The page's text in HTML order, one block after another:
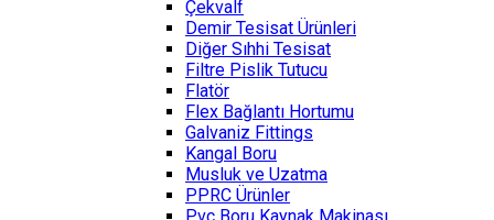
Çekvalf
Demir Tesisat Ürünleri
Diğer Sıhhi Tesisat
Filtre Pislik Tutucu
Flatör
Flex Bağlantı Hortumu
Galvaniz Fittings
Kangal Boru
Musluk ve Uzatma
PPRC Ürünler